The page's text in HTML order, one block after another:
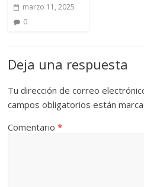
marzo 11, 2025
0
Deja una respuesta
Tu dirección de correo
campos obligatorios están
Comentario*